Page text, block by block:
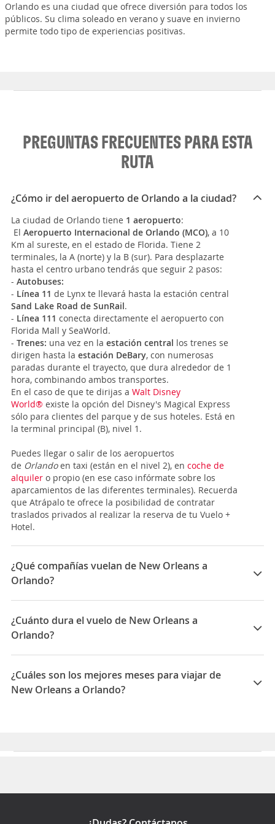
Orlando es una ciudad que ofrece diversión para todos los
públicos. Su clima soleado en verano y suave en invierno
permite todo tipo de experiencias positivas.
PREGUNTAS FRECUENTES PARA ESTA
RUTA
¿Cómo ir del aeropuerto de Orlando a la ciudad?
La ciudad de Orlando tiene 1 aeropuerto:
El Aeropuerto Internacional de Orlando (MCO), a 10
Km al sureste, en el estado de Florida. Tiene 2
terminales, la A (norte) y la B (sur). Para desplazarte
hasta el centro urbano tendrás que seguir 2 pasos:
- Autobuses:
- Línea 11 de Lynx te llevará hasta la estación central
Sand Lake Road de SunRail.
- Línea 111 conecta directamente el aeropuerto con
Florida Mall y SeaWorld.
- Trenes: una vez en la estación central los trenes se
dirigen hasta la estación DeBary, con numerosas
paradas durante el trayecto, que dura alrededor de 1
hora, combinando ambos transportes.
En el caso de que te dirijas a Walt Disney
World® existe la opción del Disney's Magical Express
sólo para clientes del parque y de sus hoteles. Está en
la terminal principal (B), nivel 1.
Puedes llegar o salir de los aeropuertos
de Orlandoen taxi (están en el nivel 2), en coche de
alquiler o propio (en ese caso infórmate sobre los
aparcamientos de las diferentes terminales). Recuerda
que Atrápalo te ofrece la posibilidad de contratar
traslados privados al realizar la reserva de tu Vuelo +
Hotel.
¿Qué compañías vuelan de New Orleans a
Orlando?
Las compañías que vuelan de New Orleans a Orlando
son: Frontier Airlines
¿Cuánto dura el vuelo de New Orleans a
Orlando?
La duración media para viajar entre New Orleans y
Orlando es 04:13
¿Cuáles son los mejores meses para viajar de
New Orleans a Orlando?